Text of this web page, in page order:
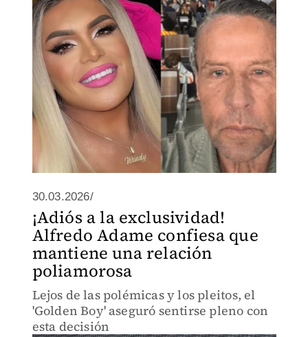
30.03.2026/
¡Adiós a la exclusividad!
Alfredo Adame confiesa que
mantiene una relación
poliamorosa
Lejos de las polémicas y los pleitos, el
'Golden Boy' aseguró sentirse pleno con
esta decisión